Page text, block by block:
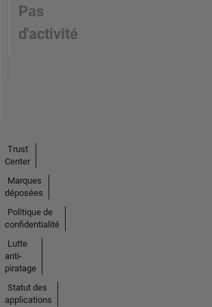
Pas
d'activité
Trust
Center
Marques
déposées
Politique de
confidentialité
Lutte
anti-
piratage
Statut des
applications